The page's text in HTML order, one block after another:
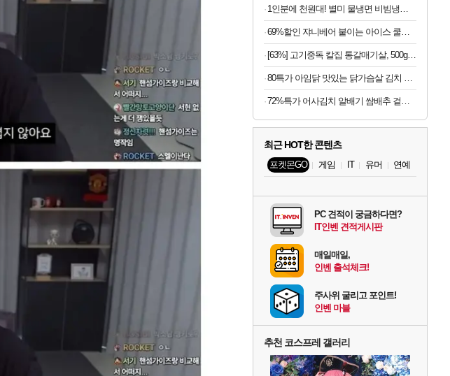
1인분에 천원대! 별미 물냉면 비빔냉면 10인세트 (메밀/칡/도토리)
69%할인 쟈니베어 붙이는 아이스 쿨패치 쿨링시트, 30개, 1팩
[63%] 고기중독 칼집 통갈매기살, 500g, 2팩
80특가 아임닭 맛있는 닭가슴살 김치 볶음밥, 200g, 20개
72%특가 어사김치 알배기 쌈배추 겉절이, 2kg, 1개
최근 HOT한 콘텐츠
포켓몬GO 게임 IT 유머 연예
PC 견적이 궁금하다면?
IT인벤 견적게시판
매일매일,
인벤 출석체크!
주사위 굴리고 포인트!
인벤 마블
추천 코스프레 갤러리